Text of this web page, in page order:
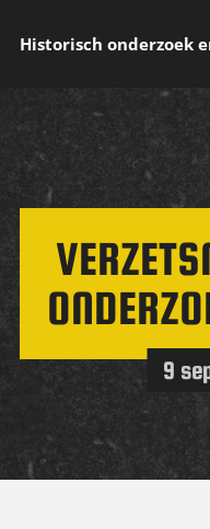
Historisch onderzoek
9